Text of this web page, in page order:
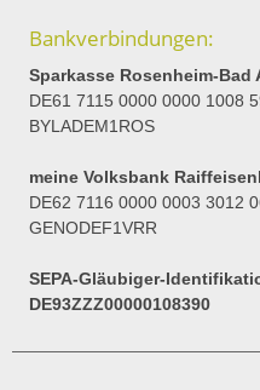
Bankverbindungen:
Sparkasse Rosenheim-Bad
DE61 7115 0000 0000 1008
BYLADEM1ROS
meine Volksbank
DE62 7116 0000 0003 3012
GENODEF1VRR
SEPA-Gläubiger-
DE93ZZZ00000108390